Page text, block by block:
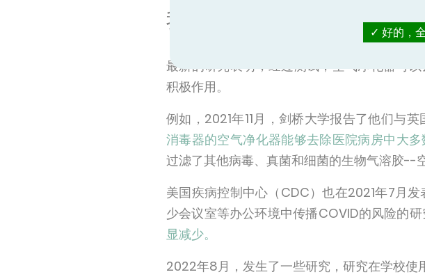
我们如何减少空气中传播
最新的研究表明，经过测试，空气净化器可
积极作用。
例如，2021年11月，剑桥大学报告了他们与
消毒器的空气净化器能够去除医院病房中大
过滤了其他病毒、真菌和细菌的生物气溶胶--
美国疾病控制中心（CDC）也在2021年7月
少会议室等办公环境中传播COVID的风险的
显减少。
2022年8月，发生了一些研究，研究在学校使
好的，